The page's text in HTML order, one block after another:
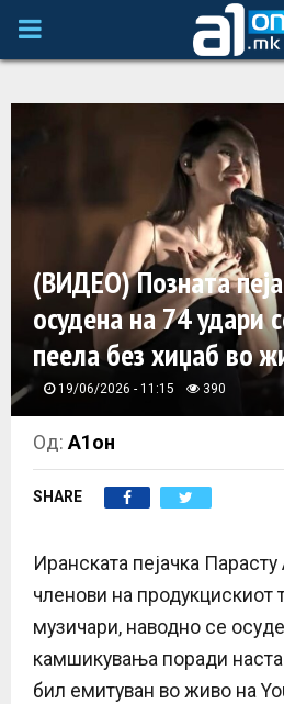
P
M
R
Y
M
E
N
U
(ВИДЕО) Позната
осудена на 74 удари
пеела без хиџаб во
19/06/2026 - 11:15 390
Од:А1он
SHARE
Иранската пејачка
членови на продукцискиот
музичари, наводно се
камшикувања поради
бил емитуван во живо на